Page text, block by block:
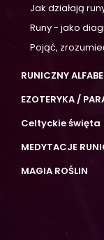
Jak działają
Runy - jako
Pojąć,
RUNICZNY
EZOTERYKA /
Celtyckie święta
MEDYTACJE
MAGIA ROŚLIN